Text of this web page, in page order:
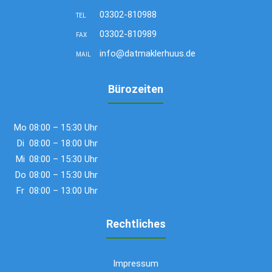
TEL 03302-810988
FAX 03302-810989
MAIL info@datmaklerhuus.de
Bürozeiten
Mo 08:00 – 15:30 Uhr
Di 08:00 – 18:00 Uhr
Mi 08:00 – 15:30 Uhr
Do 08:00 – 15:30 Uhr
Fr 08:00 – 13:00 Uhr
Rechtliches
Impressum